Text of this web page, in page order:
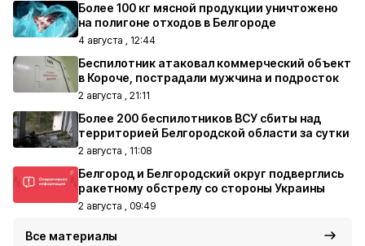
Более 100 кг мясной продукции уничтожено
на полигоне отходов в Белгороде
4 августа , 12:44
Беспилотник атаковал коммерческий объект
в Короче, пострадали мужчина и подросток
2 августа , 21:11
Более 200 беспилотников ВСУ сбиты над
территорией Белгородской области за сутки
2 августа , 11:08
Белгород и Белгородский округ подверглись
ракетному обстрелу со стороны Украины
2 августа , 09:49
Все материалы